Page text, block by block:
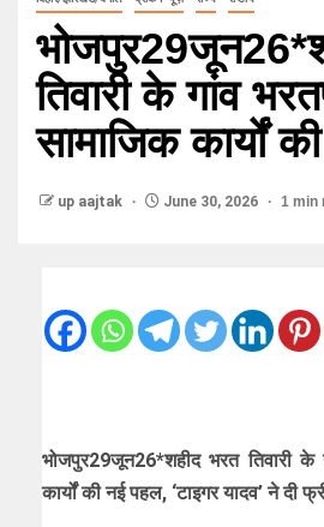
तिवारी के गांव
सामाजिक कार्यों
up aajtak June 30, 2026 1 min
भोजपुर29जून26*शहीद भरत तिवारी के
कार्यों की नई पहल, ‘टाइगर यादव’ ने दी